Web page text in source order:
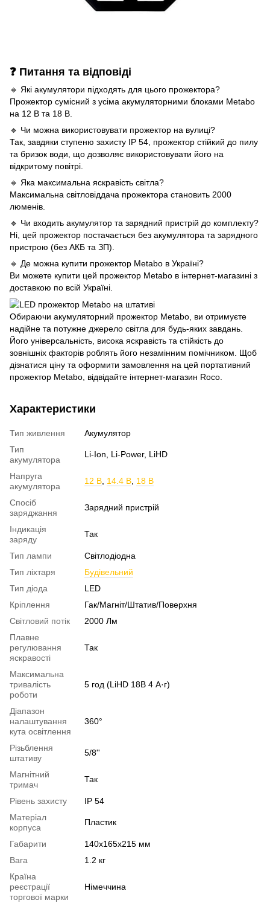
❓ Питання та відповіді
🔹 Які акумулятори підходять для цього прожектора?
Прожектор сумісний з усіма акумуляторними блоками Metabo
на 12 В та 18 В.
🔹 Чи можна використовувати прожектор на вулиці?
Так, завдяки ступеню захисту IP 54, прожектор стійкий до пилу
та бризок води, що дозволяє використовувати його на
відкритому повітрі.
🔹 Яка максимальна яскравість світла?
Максимальна світловіддача прожектора становить 2000
люменів.
🔹 Чи входить акумулятор та зарядний пристрій до комплекту?
Ні, цей прожектор постачається без акумулятора та зарядного
пристрою (без АКБ та ЗП).
🔹 Де можна купити прожектор Metabo в Україні?
Ви можете купити цей прожектор Metabo в інтернет-магазині з
доставкою по всій Україні.
Обираючи акумуляторний прожектор Metabo, ви отримуєте
надійне та потужне джерело світла для будь-яких завдань.
Його універсальність, висока яскравість та стійкість до
зовнішніх факторів роблять його незамінним помічником. Щоб
дізнатися ціну та оформити замовлення на цей портативний
прожектор Metabo, відвідайте інтернет-магазин Roco.
Характеристики
Тип живлення
Акумулятор
Тип
акумулятора
Li-Ion, Li-Power, LiHD
Напруга
акумулятора
12 В, 14.4 В, 18 В
Спосіб
заряджання
Зарядний пристрій
Індикація
заряду
Так
Тип лампи
Світлодіодна
Тип ліхтаря
Будівельний
Тип діода
LED
Кріплення
Гак/Магніт/Штатив/Поверхня
Світловий потік
2000 Лм
Плавне
регулювання
яскравості
Так
Максимальна
тривалість
роботи
5 год (LiHD 18В 4 А·г)
Діапазон
налаштування
кута освітлення
360°
Різьблення
штативу
5/8''
Магнітний
тримач
Так
Рівень захисту
IP 54
Матеріал
корпуса
Пластик
Габарити
140х165х215 мм
Вага
1.2 кг
Країна
реєстрації
торгової марки
Німеччина